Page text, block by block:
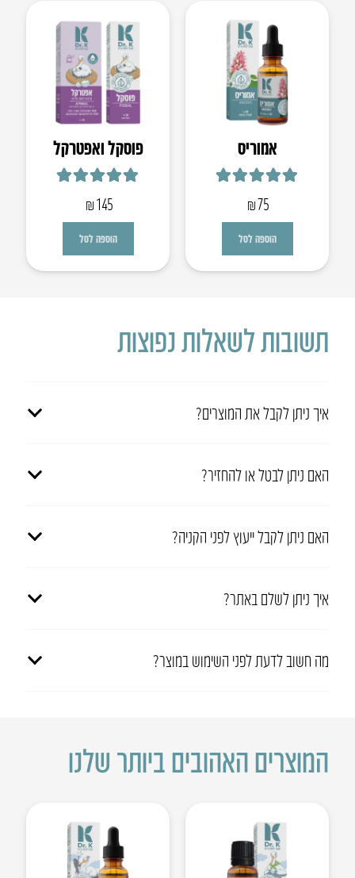
אמוריס
₪75
הוספה לסל
פוסקל ואפטרקל
₪145
הוספה לסל
תשובות לשאלות נפוצות
איך ניתן לקבל את המוצרים?
האם ניתן לבטל או להחזיר?
האם ניתן לקבל ייעוץ לפני הקניה?
איך ניתן לשלם באתר?
מה חשוב לדעת לפני השימוש במוצר?
המוצרים האהובים ביותר שלנו